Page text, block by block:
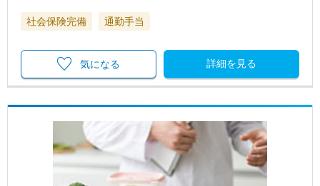
社会保険完備 通勤手当
詳細を見る
気になる